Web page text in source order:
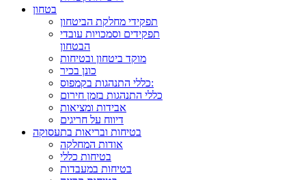
בטחון
תפקידי מחלקת הביטחון
תפקידים וסמכויות עובדי
הבטחון
מוקד ביטחון ובטיחות
כונן בכיר
כללי התנהגות בקמפוס:
כללי התנהגות בזמן חירום
אבידות ומציאות
דיווח על חריגים
בטיחות ובריאות בתעסוקה
אודות המחלקה
בטיחות כללי
בטיחות במעבדות